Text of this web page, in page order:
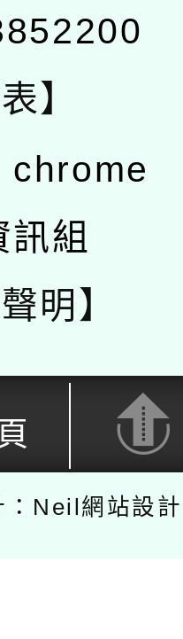
】
chrome
組
明】
：Neil網站設